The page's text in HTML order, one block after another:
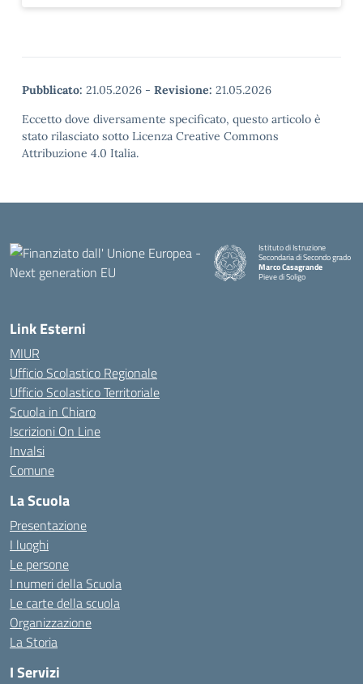
Pubblicato: 21.05.2026 - Revisione: 21.05.2026
Eccetto dove diversamente specificato, questo articolo è
stato rilasciato sotto Licenza Creative Commons
Attribuzione 4.0 Italia.
Istituto di Istruzione
Secondaria di Secondo grado
Marco Casagrande
Pieve di Soligo
Link Esterni
MIUR
Ufficio Scolastico Regionale
Ufficio Scolastico Territoriale
Scuola in Chiaro
Iscrizioni On Line
Invalsi
Comune
La Scuola
Presentazione
I luoghi
Le persone
I numeri della Scuola
Le carte della scuola
Organizzazione
La Storia
I Servizi